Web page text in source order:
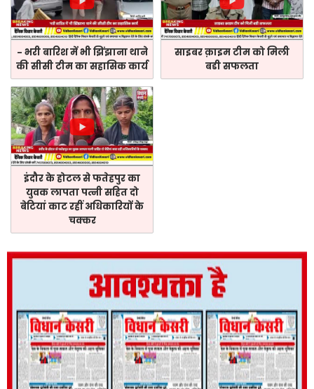
- भरी बारिश में भी झिंझाना थाने
की सीसी टीम का सहासिक कार्य
साइबर क़ाइम टीम को मिली
बडी सफलता
इंदौर के होटल से फतेहपुर का
युवक लापता पत्नी सहित दो
बेटियां काट रहीं अधिकारियों के
चक्कर